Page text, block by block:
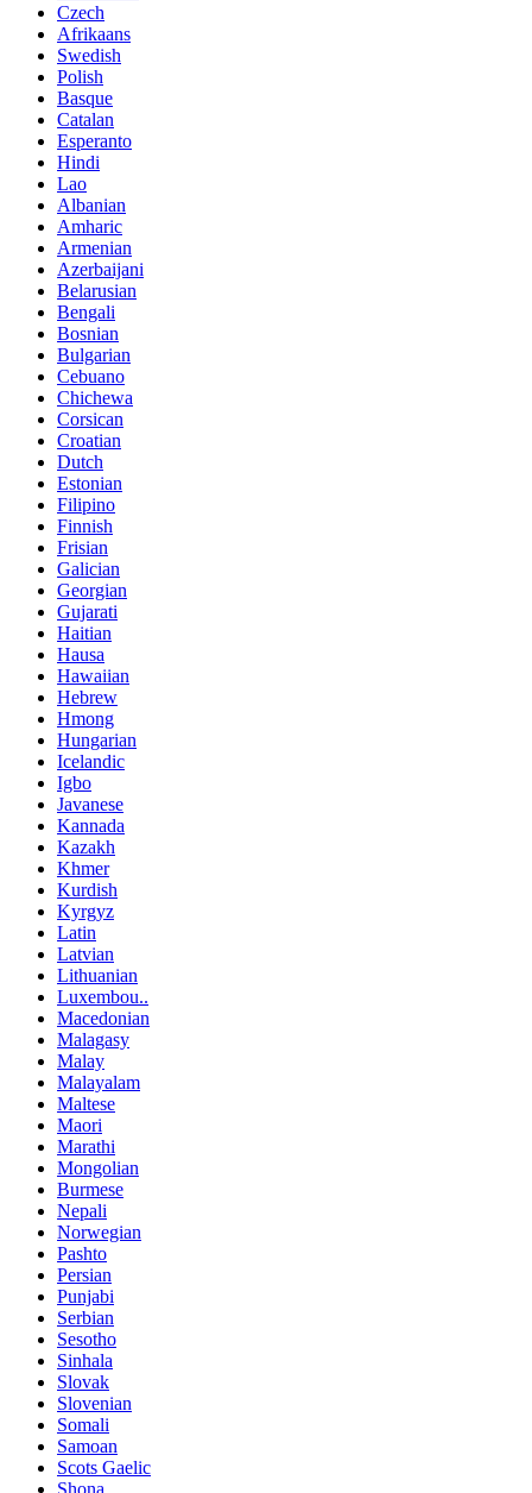
Czech
Afrikaans
Swedish
Polish
Basque
Catalan
Esperanto
Hindi
Lao
Albanian
Amharic
Armenian
Azerbaijani
Belarusian
Bengali
Bosnian
Bulgarian
Cebuano
Chichewa
Corsican
Croatian
Dutch
Estonian
Filipino
Finnish
Frisian
Galician
Georgian
Gujarati
Haitian
Hausa
Hawaiian
Hebrew
Hmong
Hungarian
Icelandic
Igbo
Javanese
Kannada
Kazakh
Khmer
Kurdish
Kyrgyz
Latin
Latvian
Lithuanian
Luxembou..
Macedonian
Malagasy
Malay
Malayalam
Maltese
Maori
Marathi
Mongolian
Burmese
Nepali
Norwegian
Pashto
Persian
Punjabi
Serbian
Sesotho
Sinhala
Slovak
Slovenian
Somali
Samoan
Scots Gaelic